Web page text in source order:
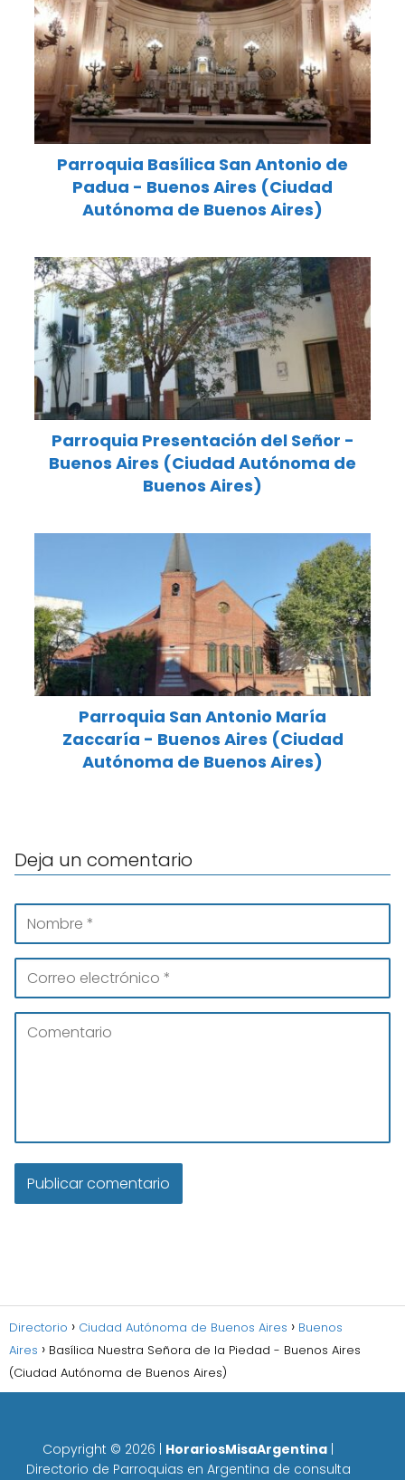
Parroquia Basílica San Antonio de
Padua - Buenos Aires (Ciudad
Autónoma de Buenos Aires)
Parroquia Presentación del Señor -
Buenos Aires (Ciudad Autónoma de
Buenos Aires)
Parroquia San Antonio María
Zaccaría - Buenos Aires (Ciudad
Autónoma de Buenos Aires)
Deja un comentario
Directorio Ciudad Autónoma de Buenos Aires
Buenos
Aires
Basílica Nuestra Señora de la Piedad - Buenos Aires
(Ciudad Autónoma de Buenos Aires)
Copyright © 2026 HorariosMisaArgentina
Directorio de Parroquias en Argentina de consulta